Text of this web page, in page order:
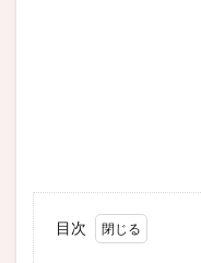
目次